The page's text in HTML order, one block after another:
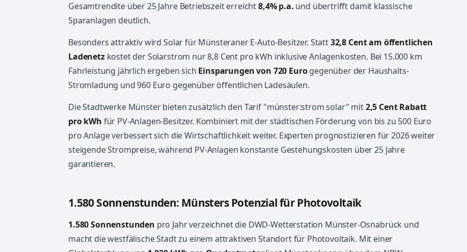
Gesamtrendite über 25 Jahre Betriebszeit erreicht8,4% p.a. und übertrifft damit klassische
Sparanlagen deutlich.
Besonders attraktiv wird Solar für Münsteraner E-Auto-Besitzer. Statt32,8 Cent am öffentlichen
Ladenetzkostet der Solarstrom nur 8,8 Cent pro kWh inklusive Anlagenkosten. Bei 15.000 km
Fahrleistung jährlich ergeben sich Einsparungen von 720 Eurogegenüber der Haushalts-
Stromladung und 960 Euro gegenüber öffentlichen Ladesäulen.
Die Stadtwerke Münster bieten zusätzlich den Tarif "münster:strom solar" mit2,5 Cent Rabatt
pro kWh für PV-Anlagen-Besitzer. Kombiniert mit der städtischen Förderung von bis zu 500 Euro
pro Anlage verbessert sich die Wirtschaftlichkeit weiter. Experten prognostizieren für 2026 weiter
steigende Strompreise, während PV-Anlagen konstante Gestehungskosten über 25 Jahre
garantieren.
1.580 Sonnenstunden: Münsters Potenzial für Photovoltaik
1.580 Sonnenstunden pro Jahr verzeichnet die DWD-Wetterstation Münster-Osnabrück und
macht die westfälische Stadt zu einem attraktiven Standort für Photovoltaik. Mit einer